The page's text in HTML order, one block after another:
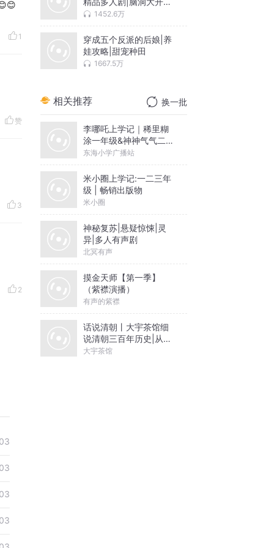
1
赞
3
2
你爽1452.6万
穿成五个反派的后娘|养
娃攻略|甜宠种田
1667.5万
相关推荐 换一批
李哪吒上学记｜稀里糊
涂一年级&神神气气二年
级
东海小学广播站
米小圈上学记:一二三年
级 | 畅销出版物
米小圈
神秘复苏|悬疑惊悚|灵
异|多人有声剧
北冥有声
摸金天师【第一季】
（紫襟演播）
有声的紫襟
话说清朝丨大宇茶馆细
说清朝三百年历史|从努
尔哈赤到末代皇帝溥仪|
大宇茶馆